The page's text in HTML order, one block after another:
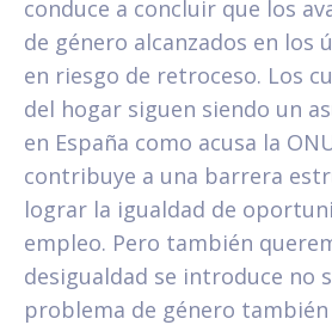
conduce a concluir que los
de género alcanzados en los
en riesgo de retroceso. Los
del hogar siguen siendo un
en España como acusa la
contribuye a una barrera
lograr la igualdad de
empleo. Pero también
desigualdad se introduce no
problema de género también